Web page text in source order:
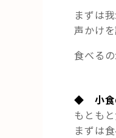
まずは
声かけ
食べる
◆ 小食
もとも
まずは